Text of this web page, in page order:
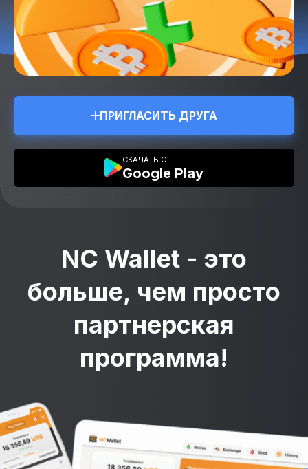
ПРИГЛАСИТЬ ДРУГА
СКАЧАТЬ С
Google Play
NC Wallet - это
больше, чем просто
партнерская
программа!